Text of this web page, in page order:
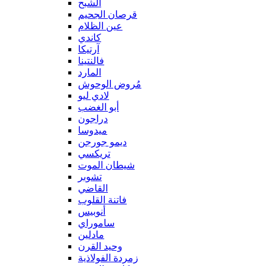
الشبح
قرصان الجحيم
عين الظلام
كاندي
آرتيكا
فالنتينا
المارد
مُروض الوحوش
لادي ليو
أبو الغضب
دراجون
ميدوسا
ديمو جورجن
تريكسي
شيطان الموت
تشوبر
القاضي
فاتنة القلوب
أنوبيس
ساموراي
مادلين
وحيد القرن
زمردة الفولاذية